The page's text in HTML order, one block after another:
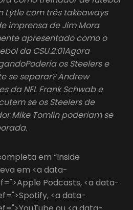
Lytle com três takeaways
imprensa de Jim Mora
apresentado como o
da CSU.2:01Agora
os Steelers e
se separar? Andrew
da NFL Frank Schwab e
se os Steelers de
Mike Tomlin poderiam se
em “Inside
em <a data-
Podcasts, <a data-
<a data-